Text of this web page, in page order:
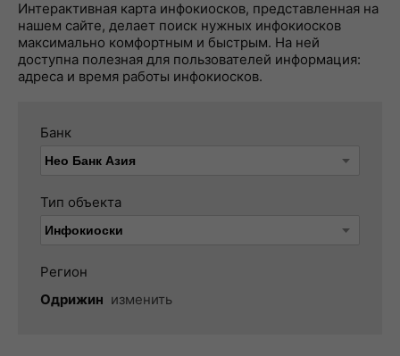
Интерактивная карта инфокиосков, представленная на
нашем сайте, делает поиск нужных инфокиосков
максимально комфортным и быстрым. На ней
доступна полезная для пользователей информация:
адреса и время работы инфокиосков.
Банк
Тип объекта
Регион
Одрижин изменить